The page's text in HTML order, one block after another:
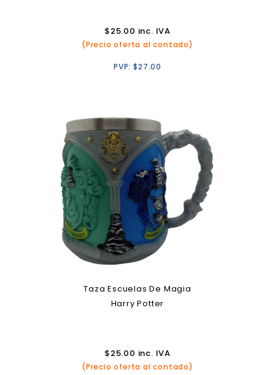
$25.00 inc. IVA
(Precio oferta al contado)
PVP:$27.00
Taza Escuelas De Magia
Harry Potter
$25.00 inc. IVA
(Precio oferta al contado)